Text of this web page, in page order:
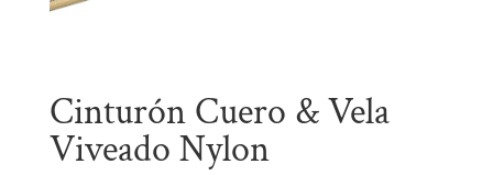
Cinturón Cuero & Vela
Viveado Nylon